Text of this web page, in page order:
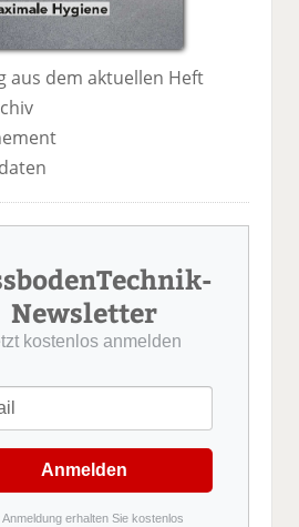
aus dem aktuellen Heft
Newsletter
kostenlos anmelden
Anmelden
Anmeldung erhalten Sie kostenlos